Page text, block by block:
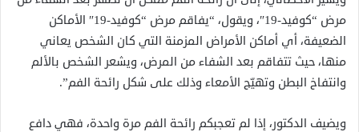
مرض “كوفيد-19″، ويقول، “يفاقم مرض “كوفيد-19″ الأماكن
الضعيفة، أي أماكن الأمراض المزمنة التي كان الشخص يعاني
منها، حيث تتفاقم بعد الشفاء من المرض، ويشعر الشخص بالألم
وانتفاخ البطن وتهيّج الأمعاء وذلك على شكل رائحة الفم”.
ويضيف الدكتور، إذا لم تعجبكم رائحة الفم مرة واحدة، فهي دافع